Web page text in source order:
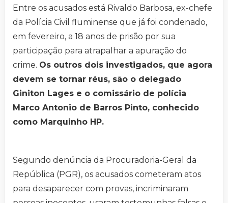
Entre os acusados está Rivaldo Barbosa, ex-chefe
da Polícia Civil fluminense que já foi condenado,
em fevereiro, a 18 anos de prisão por sua
participação para atrapalhar a apuração do
crime. Os outros dois investigados, que agora
devem se tornar réus, são o delegado
Giniton Lages e o comissário de polícia
Marco Antonio de Barros Pinto, conhecido
como Marquinho HP.
Segundo denúncia da Procuradoria-Geral da
República (PGR), os acusados cometeram atos
para desaparecer com provas, incriminaram